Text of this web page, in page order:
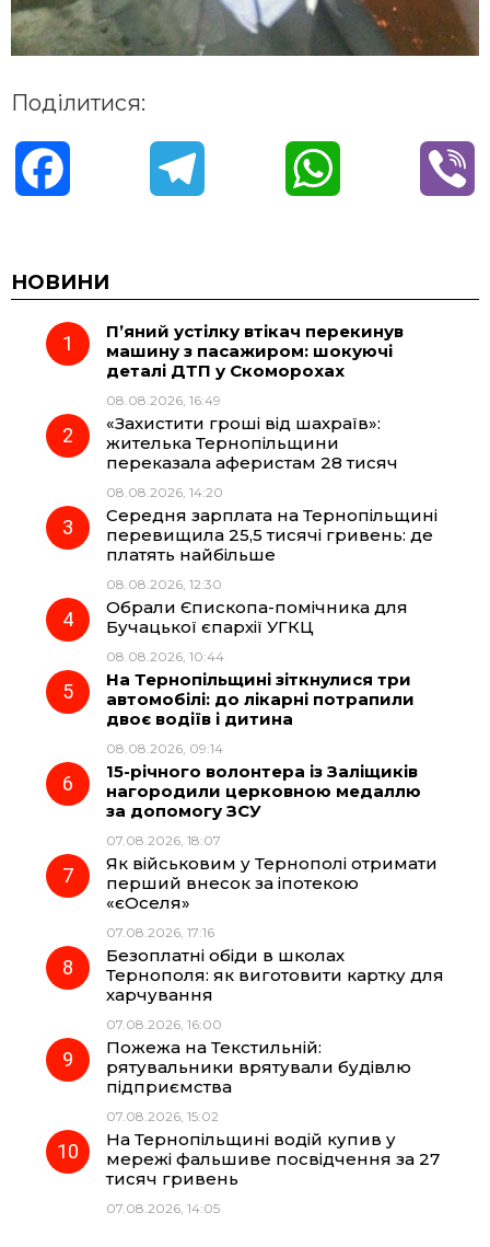
Поділитися:
c
e
o
k
e
r
a
m
t
НОВИНИ
П’яний устілку втікач перекинув
машину з пасажиром: шокуючі
деталі ДТП у Скоморохах
08.08.2026, 16:49
«Захистити гроші від шахраїв»:
жителька Тернопільщини
переказала аферистам 28 тисяч
08.08.2026, 14:20
Середня зарплата на Тернопільщині
перевищила 25,5 тисячі гривень: де
платять найбільше
08.08.2026, 12:30
Обрали Єпископа-помічника для
Бучацької єпархії УГКЦ
08.08.2026, 10:44
На Тернопільщині зіткнулися три
автомобілі: до лікарні потрапили
двоє водіїв і дитина
08.08.2026, 09:14
15-річного волонтера із Заліщиків
нагородили церковною медаллю
за допомогу ЗСУ
07.08.2026, 18:07
Як військовим у Тернополі отримати
перший внесок за іпотекою
«єОселя»
07.08.2026, 17:16
Безоплатні обіди в школах
Тернополя: як виготовити картку для
харчування
07.08.2026, 16:00
Пожежа на Текстильній:
рятувальники врятували будівлю
підприємства
07.08.2026, 15:02
На Тернопільщині водій купив у
мережі фальшиве посвідчення за 27
тисяч гривень
07.08.2026, 14:05